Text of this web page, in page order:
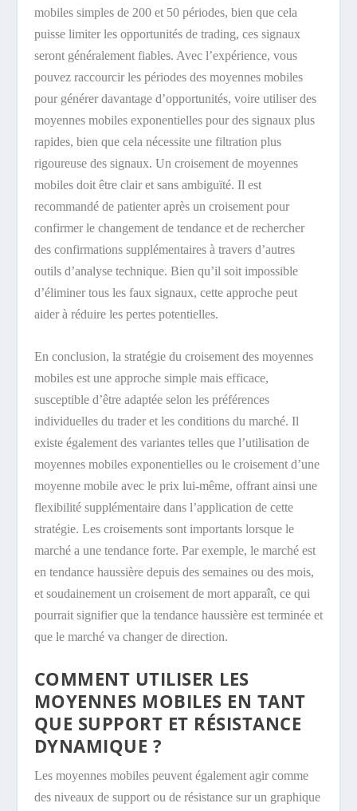
mobiles simples de 200 et 50 périodes, bien que cela
puisse limiter les opportunités de trading, ces signaux
seront généralement fiables. Avec l’expérience, vous
pouvez raccourcir les périodes des moyennes mobiles
pour générer davantage d’opportunités, voire utiliser des
moyennes mobiles exponentielles pour des signaux plus
rapides, bien que cela nécessite une filtration plus
rigoureuse des signaux. Un croisement de moyennes
mobiles doit être clair et sans ambiguïté. Il est
recommandé de patienter après un croisement pour
confirmer le changement de tendance et de rechercher
des confirmations supplémentaires à travers d’autres
outils d’analyse technique. Bien qu’il soit impossible
d’éliminer tous les faux signaux, cette approche peut
aider à réduire les pertes potentielles.
En conclusion, la stratégie du croisement des moyennes
mobiles est une approche simple mais efficace,
susceptible d’être adaptée selon les préférences
individuelles du trader et les conditions du marché. Il
existe également des variantes telles que l’utilisation de
moyennes mobiles exponentielles ou le croisement d’une
moyenne mobile avec le prix lui-même, offrant ainsi une
flexibilité supplémentaire dans l’application de cette
stratégie. Les croisements sont importants lorsque le
marché a une tendance forte. Par exemple, le marché est
en tendance haussière depuis des semaines ou des mois,
et soudainement un croisement de mort apparaît, ce qui
pourrait signifier que la tendance haussière est terminée et
que le marché va changer de direction.
COMMENT UTILISER LES
MOYENNES MOBILES EN TANT
QUE SUPPORT ET RÉSISTANCE
DYNAMIQUE ?
Les moyennes mobiles peuvent également agir comme
des niveaux de support ou de résistance sur un graphique